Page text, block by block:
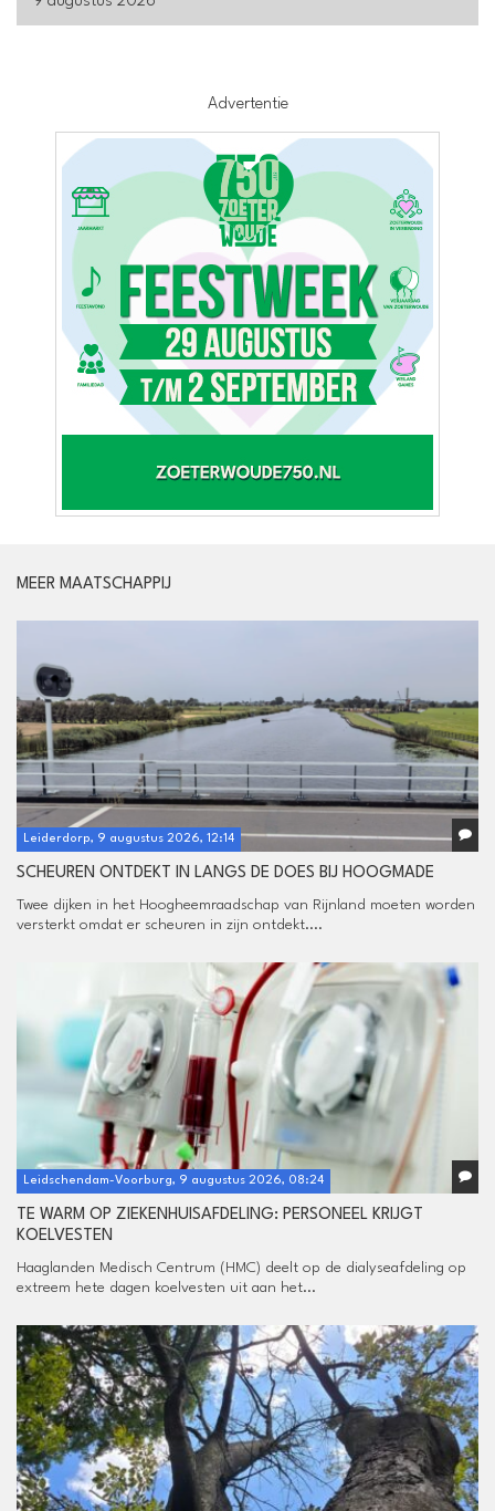
Advertentie
MEER MAATSCHAPPIJ
Leiderdorp, 9 augustus 2026, 12:14
SCHEUREN ONTDEKT IN LANGS DE DOES BIJ HOOGMADE
Twee dijken in het Hoogheemraadschap van Rijnland moeten worden
versterkt omdat er scheuren in zijn ontdekt....
Leidschendam-Voorburg, 9 augustus 2026, 08:24
TE WARM OP ZIEKENHUISAFDELING: PERSONEEL KRIJGT
KOELVESTEN
Haaglanden Medisch Centrum (HMC) deelt op de dialyseafdeling op
extreem hete dagen koelvesten uit aan het...